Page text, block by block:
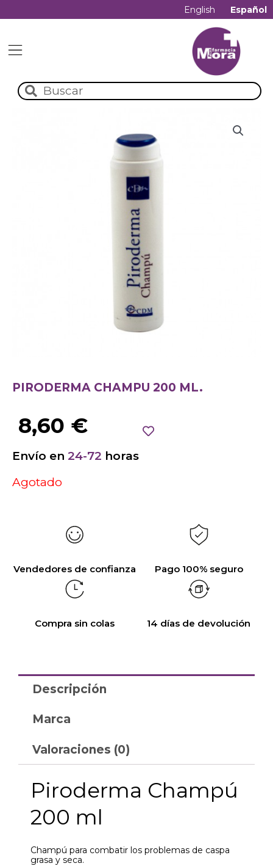
English Español
PIRODERMA CHAMPU 200 ML.
8,60 €
Envío en 24-72 horas
Agotado
Vendedores de confianza Pago 100% seguro
Compra sin colas 14 días de devolución
Descripción
Marca
Valoraciones (0)
Piroderma Champú
200 ml
Champú para combatir los problemas de caspa
grasa y seca.